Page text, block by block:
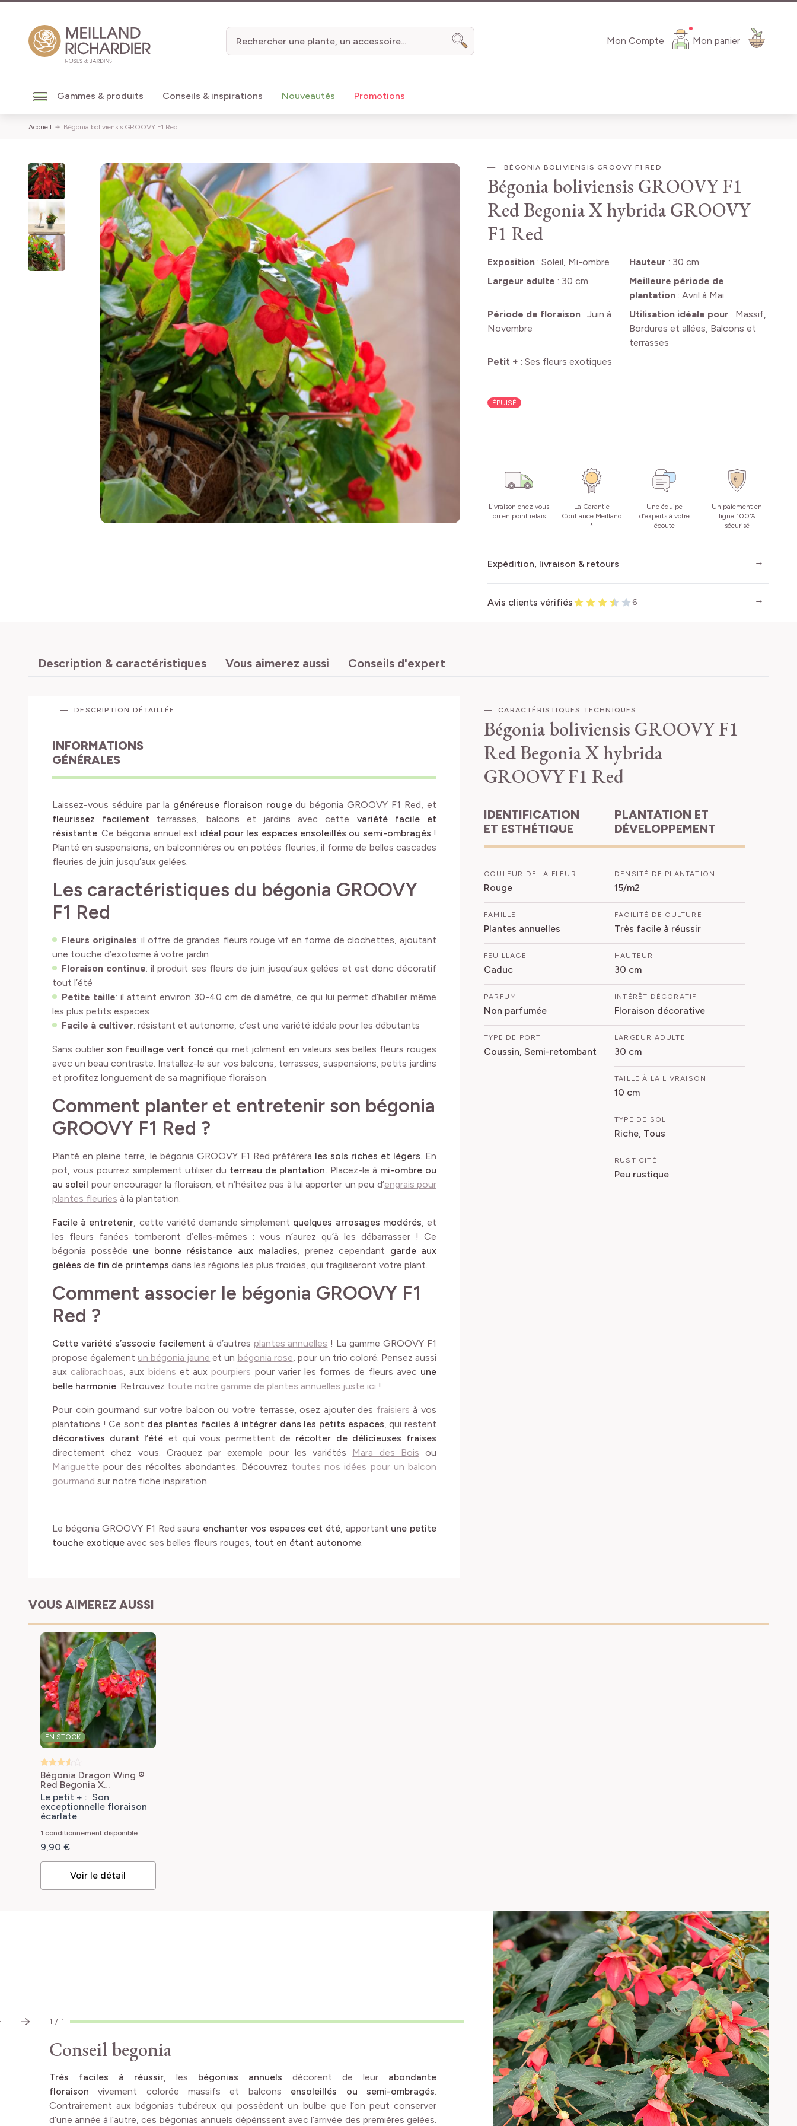
Mon Compte Mon panier
Gammes & produits Conseils & inspirations Nouveautés Promotions
Chercher
Accueil Bégonia boliviensis GROOVY F1 Red
BÉGONIA BOLIVIENSIS GROOVY F1 RED
Bégonia boliviensis GROOVY F1
RedBegonia X hybrida GROOVY
F1 Red
Exposition: Soleil, Mi-ombre Hauteur : 30 cm
Largeur adulte : 30 cm
Meilleure période de
plantation: Avril à Mai
Période de floraison: Juin à
Novembre
Utilisation idéale pour : Massif,
Bordures et allées, Balcons et
terrasses
Petit + : Ses fleurs exotiques
ÉPUISÉ
Livraison chez vous
ou en point relais
La Garantie
Confiance Meilland
*
Une équipe
d’experts à votre
écoute
Un paiement en
ligne 100%
sécurisé
Expédition, livraison & retours
Avis clients vérifiés 6
Description & caractéristiques Vous aimerez aussi Conseils d'expert
DESCRIPTION DÉTAILLÉE
INFORMATIONS
GÉNÉRALES
Laissez-vous séduire par la généreuse floraison rougedu bégonia GROOVY F1 Red, et
fleurissez facilement terrasses, balcons et jardins avec cette variété facile et
résistante. Ce bégonia annuel est idéal pour les espaces ensoleillés ou semi-ombragés !
Planté en suspensions, en balconnières ou en potées fleuries, il forme de belles cascades
fleuries de juin jusqu’aux gelées.
Les caractéristiques du bégonia GROOVY
F1 Red
Fleurs originales: il offre de grandes fleurs rouge vif en forme de clochettes, ajoutant
une touche d’exotisme à votre jardin
Floraison continue: il produit ses fleurs de juin jusqu’aux gelées et est donc décoratif
tout l’été
Petite taille: il atteint environ 30-40 cm de diamètre, ce qui lui permet d’habiller même
les plus petits espaces
Facile à cultiver: résistant et autonome, c’est une variété idéale pour les débutants
Sans oublier son feuillage vert foncéqui met joliment en valeurs ses belles fleurs rouges
avec un beau contraste. Installez-le sur vos balcons, terrasses, suspensions, petits jardins
et profitez longuement de sa magnifique floraison.
Comment planter et entretenir son bégonia
GROOVY F1 Red ?
Planté en pleine terre, le bégonia GROOVY F1 Red préfèrera les sols riches et légers. En
pot, vous pourrez simplement utiliser du terreau de plantation. Placez-le à mi-ombre ou
au soleil pour encourager la floraison, et n’hésitez pas à lui apporter un peu d’engrais pour
plantes fleuries à la plantation.
Facile à entretenir, cette variété demande simplement quelques arrosages modérés, et
les fleurs fanées tomberont d’elles-mêmes : vous n’aurez qu’à les débarrasser ! Ce
bégonia possède une bonne résistance aux maladies, prenez cependant garde aux
gelées de fin de printemps dans les régions les plus froides, qui fragiliseront votre plant.
Comment associer le bégonia GROOVY F1
Red ?
Cette variété s’associe facilement à d’autres plantes annuelles ! La gamme GROOVY F1
propose égalementun bégonia jaune et un bégonia rose, pour un trio coloré. Pensez aussi
aux calibrachoas, aux bidens et auxpourpiers pour varier les formes de fleurs avec une
belle harmonie. Retrouvez toute notre gamme de plantes annuelles juste ici !
Pour coin gourmand sur votre balcon ou votre terrasse, osez ajouter des fraisiers à vos
plantations ! Ce sont des plantes faciles à intégrer dans les petits espaces, qui restent
décoratives durant l’été et qui vous permettent de récolter de délicieuses fraises
directement chez vous. Craquez par exemple pour les variétés Mara des Bois ou
Mariguette pour des récoltes abondantes. Découvrez toutes nos idées pour un balcon
gourmand sur notre fiche inspiration.
Le bégonia GROOVY F1 Red saura enchanter vos espaces cet été, apportant une petite
touche exotique avec ses belles fleurs rouges, tout en étant autonome.
CARACTÉRISTIQUES TECHNIQUES
Bégonia boliviensis GROOVY F1
RedBegonia X hybrida
GROOVY F1 Red
IDENTIFICATION
ET ESTHÉTIQUE
COULEUR DE LA FLEUR
Rouge
FAMILLE
Plantes annuelles
FEUILLAGE
Caduc
PARFUM
Non parfumée
TYPE DE PORT
Coussin, Semi-retombant
PLANTATION ET
DÉVELOPPEMENT
DENSITÉ DE PLANTATION
15/m2
FACILITÉ DE CULTURE
Très facile à réussir
HAUTEUR
30 cm
INTÉRÊT DÉCORATIF
Floraison décorative
LARGEUR ADULTE
30 cm
TAILLE À LA LIVRAISON
10 cm
TYPE DE SOL
Riche, Tous
RUSTICITÉ
Peu rustique
VOUS AIMEREZ AUSSI
EN STOCK
Bégonia Dragon Wing ®
Red Begonia X
semperflorens Dragon
Wing® rouge
Le petit + : Son
exceptionnelle floraison
écarlate
1 conditionnement disponible
9,90 €
Voir le détail
1 / 1
Conseil begonia
Très faciles à réussir, les bégonias annuels décorent de leur abondante
floraison vivement colorée massifs et balcons ensoleillés ou semi-ombragés.
Contrairement aux bégonias tubéreux qui possèdent un bulbe que l’on peut conserver
d’une année à l’autre, ces bégonias annuels dépérissent avec l’arrivée des premières gelées.